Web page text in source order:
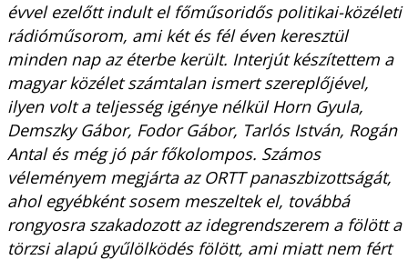
évvel ezelőtt indult el főműsoridős politikai-közéleti
rádióműsorom, ami két és fél éven keresztül
minden nap az éterbe került. Interjút készítettem a
magyar közélet számtalan ismert szereplőjével,
ilyen volt a teljesség igénye nélkül Horn Gyula,
Demszky Gábor, Fodor Gábor, Tarlós István, Rogán
Antal és még jó pár főkolompos. Számos
véleményem megjárta az ORTT panaszbizottságát,
ahol egyébként sosem meszeltek el, továbbá
rongyosra szakadozott az idegrendszerem a fölött a
törzsi alapú gyűlölködés fölött, ami miatt nem fért